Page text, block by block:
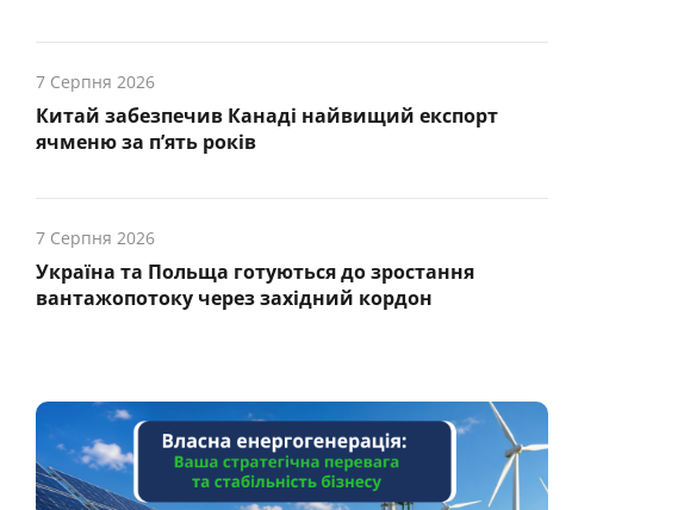
7 Серпня 2026
Китай забезпечив Канаді найвищий експорт
ячменю за п’ять років
7 Серпня 2026
Україна та Польща готуються до зростання
вантажопотоку через західний кордон